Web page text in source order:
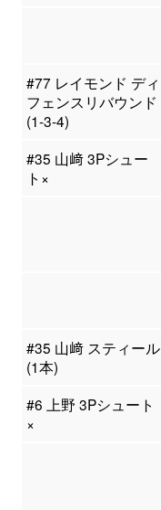
#77 レイモンド ディ
フェンスリバウンド
(1-3-4)
#35 山﨑 3Pシュー
ト×
#35 山﨑 スティール
(1本)
#6 上野 3Pシュート
×